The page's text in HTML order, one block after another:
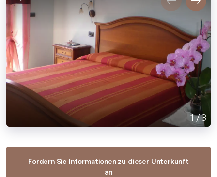
1/3
Fordern Sie Informationen zu dieser Unterkunft
an